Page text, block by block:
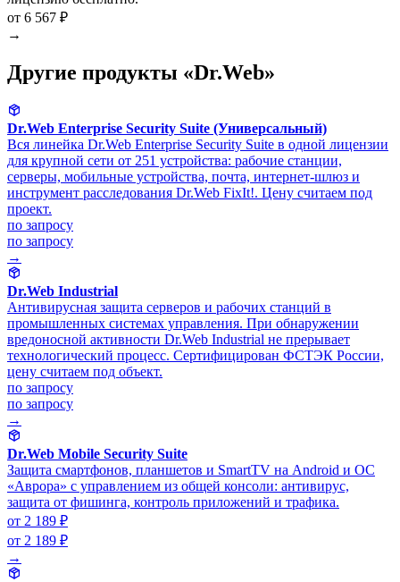
от 6 567 ₽
→
Другие продукты «Dr.Web»
Dr.Web Enterprise Security Suite (Универсальный)
Вся линейка Dr.Web Enterprise Security Suite в одной лицензии
для крупной сети от 251 устройства: рабочие станции,
серверы, мобильные устройства, почта, интернет-шлюз и
инструмент расследования Dr.Web FixIt!. Цену считаем под
проект.
по запросу
по запросу
→
Dr.Web Industrial
Антивирусная защита серверов и рабочих станций в
промышленных системах управления. При обнаружении
вредоносной активности Dr.Web Industrial не прерывает
технологический процесс. Сертифицирован ФСТЭК России,
цену считаем под объект.
по запросу
по запросу
→
Dr.Web Mobile Security Suite
Защита смартфонов, планшетов и SmartTV на Android и ОС
«Аврора» с управлением из общей консоли: антивирус,
защита от фишинга, контроль приложений и трафика.
от 2 189 ₽
от 2 189 ₽
→